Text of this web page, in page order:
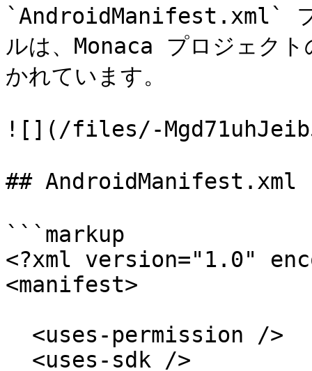
`AndroidManifest.xml` フ
ルは、Monaca プロジェク
かれています。
![](/files/-
## AndroidManifest.xml
```markup
<?xml version="1.0"
<manifest>